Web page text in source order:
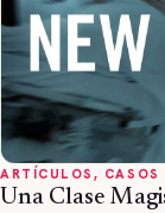
ARTÍCULOS, CASOS
Una Clase